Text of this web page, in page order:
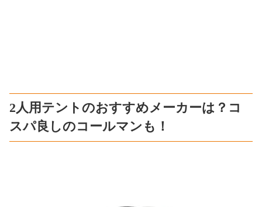
2人用テントのおすすめメーカーは？コ
スパ良しのコールマンも！